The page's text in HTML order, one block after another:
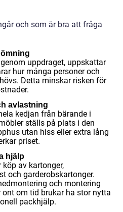
och som är bra att fråga
uppdraget, uppskattar
hur många personer och
Detta minskar risken för
avlastning
kedjan från bärande i
ställs på plats i den
utan hiss eller extra lång
priset.
hjälp
köp av kartonger,
och garderobskartonger.
och montering
ont om tid brukar ha stor nytta
packhjälp.